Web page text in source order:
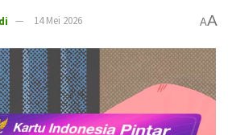
14 Mei 2026 AA